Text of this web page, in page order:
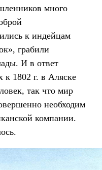
много
к индейцам
грабили
И в ответ
к 1802 г. в Аляске
так что мир
необходим
компании.